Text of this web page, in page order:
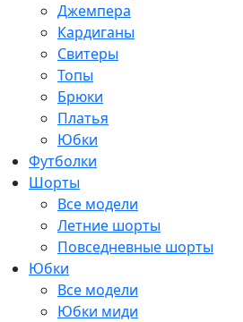
Джемпера
Кардиганы
Свитеры
Топы
Брюки
Платья
Юбки
Футболки
Шорты
Все модели
Летние шорты
Повседневные шорты
Юбки
Все модели
Юбки миди